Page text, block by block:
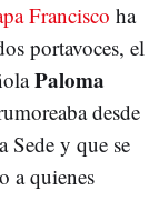
Francisco ha
portavoces, el
Paloma
desde
Sede y que se
a quienes